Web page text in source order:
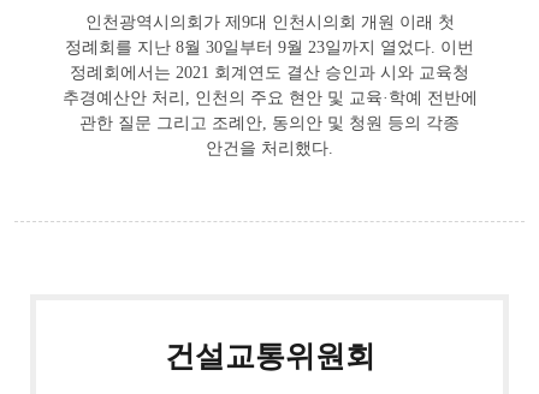
인천광역시의회가 제9대 인천시의회 개원 이래 첫
정례회를 지난 8월 30일부터 9월 23일까지 열었다. 이번
정례회에서는 2021 회계연도 결산 승인과 시와 교육청
추경예산안 처리, 인천의 주요 현안 및 교육·학예 전반에
관한 질문 그리고 조례안, 동의안 및 청원 등의 각종
안건을 처리했다.
건설교통위원회